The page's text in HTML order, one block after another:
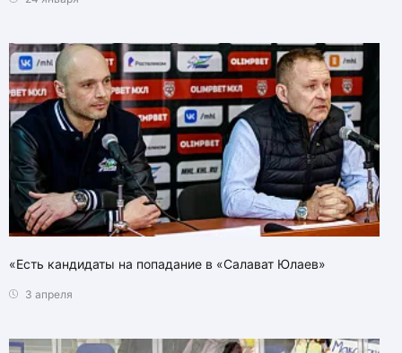
«Есть кандидаты на попадание в «Салават Юлаев»
3 апреля